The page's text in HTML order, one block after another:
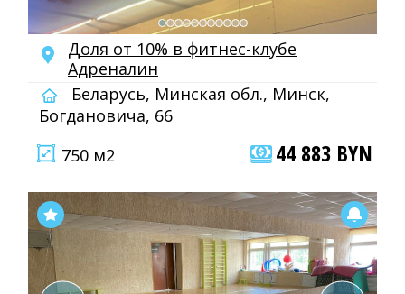
Доля от 10% в фитнес-клубе
Адреналин
Беларусь, Минская обл., Минск,
Богдановича, 66
750 м2
44 883 BYN